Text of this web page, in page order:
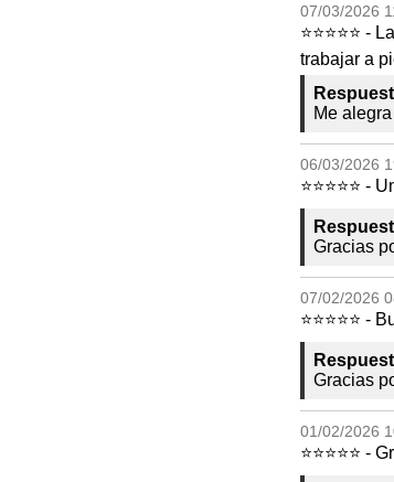
07/03/2026
⭐⭐⭐⭐⭐
trabajar a
Me
06/03/2026
⭐⭐⭐⭐⭐
Gracias
07/02/2026
⭐⭐⭐⭐⭐
Gracias
01/02/2026
⭐⭐⭐⭐⭐ -